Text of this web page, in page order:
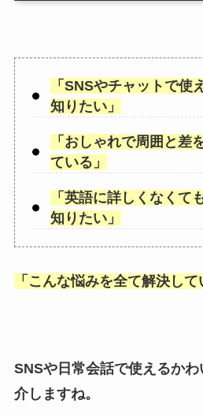
「 SNSやチャットで使
知りたい」
「 おしゃれで周囲と差
ている 」
「 英語に詳しくなくて
知りたい」
「 こんな悩みを全て解決して
SNSや日常会話で使えるか
介しますね。